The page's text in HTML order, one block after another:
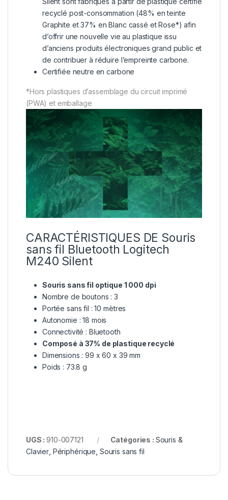
recyclé post-consommation (48% en teinte
Graphite et 37% en Blanc cassé et Rose*) afin
d’offrir une nouvelle vie au plastique issu
d’anciens produits électroniques grand public et
de contribuer à réduire l’empreinte carbone.
Certifiée neutre en carbone
*Hors plastiques d’assemblage du circuit imprimé
(PWA) et emballage
CARACTÉRISTIQUES DE Souris
sans fil Bluetooth Logitech
M240 Silent
Souris sans fil optique 1 000 dpi
Nombre de boutons : 3
Portée sans fil : 10 mètres
Autonomie : 18 mois
Connectivité : Bluetooth
Composé à 37% de plastique recyclé
Dimensions : 99 x 60 x 39 mm
Poids : 73.8 g
UGS :910-007121 Catégories : Souris &
Clavier Périphérique Souris sans fil